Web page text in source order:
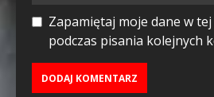
Zapamiętaj moje dane w
podczas pisania kolejnych